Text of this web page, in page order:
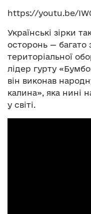
https://youtu.be/
Українські зірки
осторонь — багато
територіальної
лідер гурту
він виконав
калина», яка нині
у світі.